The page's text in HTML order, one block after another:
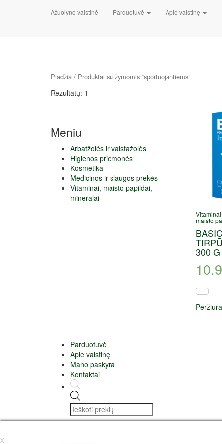
Ąžuolyno vaistinė Parduotuvė Apie vaistinę
Pradžia / Produktai su žymomis “sportuojantiems”
Rezultatų: 1
Meniu
Arbatžolės ir vaistažolės
Higienos priemonės
Kosmetika
Medicinos ir slaugos prekės
Vitaminai, maisto papildai,
mineralai
maisto
300 G
Peržiūra
Parduotuvė
Apie vaistinę
Mano paskyra
Kontaktai
X